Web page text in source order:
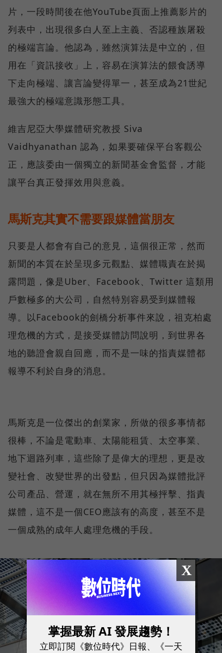
片，一段時間後在他YouTube頁面上推薦影片的
列表中，出現很多白人至上主義、否認種族屠殺
的極端言論。他認為，雖然演算法是中立的，但
用在「資訊接收」上，容易在演算法的餵食誘導
下走向極端、讓言論變得單一，甚至成為21世紀
最強大的極端意識形態工具。
維吉尼亞大學媒體研究教授 Siva
Vaidhyanathan 認為，如果要確保平台客觀公
正，應該委由一個獨立的新聞基金會監督，才能
讓平台真正發揮效用與意義。
馬斯克其實不需要跟媒體當朋友
只要是人都會有自己的意見，這個很正常，然而
新聞的本質在於呈現多元觀點、媒體職責在於揭
露問題，像是Uber、Facebook、Twitter 這類用
戶數極多的大公司，自然特別容易受到媒體報
導。以Facebook的劍橋分析事件來說，祖克柏處
理危機的方式，是接受媒體訪問說明，到世界各
地的聽證會親自回應，而不是一味的指責媒體都
報導不利於自身的消息。
馬斯克是一位傑出的創業家，所做的很多事情都
很棒，不論是電動車、太陽能租賃、太空事業、
地下迴路列車，這些除了是偉大的理想，更是改
變社會、改變世界的出發點，但只因為媒體批評
公司產品、營運，就在無所不用其極抨擊、指責
媒體，這不是一個CEO應該有的高度，甚至不是
一個成熟的成年人處理危機的手段。
X
掌握最新 AI 發展趨勢！
立即訂閱《數位時代》日報、《一天